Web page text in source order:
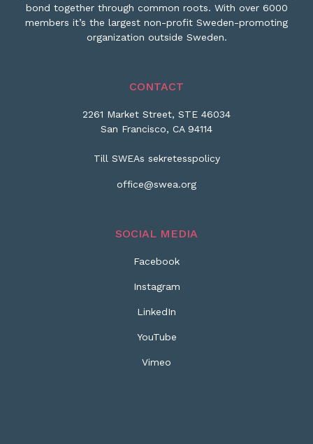
bond together through common roots. With over 6000
members it’s the largest non-profit Sweden-promoting
organization outside Sweden.
CONTACT
2261 Market Street, STE 46034
San Francisco, CA 94114
Till SWEAs sekretesspolicy
office@swea.org
SOCIAL MEDIA
Facebook
Instagram
LinkedIn
YouTube
Vimeo